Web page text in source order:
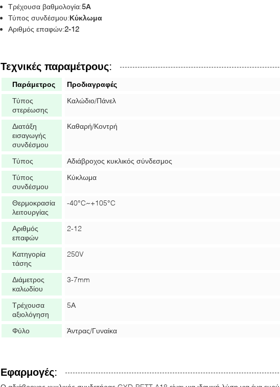
Τρέχουσα βαθμολογία:5Α
Τύπος συνδέσμου:Κύκλωμα
Αριθμός επαφών:2-12
Τεχνικές παραμέτρους:
Παράμετρος
Προδιαγραφές
Τύπος
στερέωσης
Καλώδιο/Πάνελ
Διατάξη
εισαγωγής
συνδέσμου
Καθαρή/Κοντρή
Τύπος
Αδιάβροχος κυκλικός σύνδεσμος
Τύπος
συνδέσμου
Κύκλωμα
Θερμοκρασία
λειτουργίας
-40°C~+105°C
Αριθμός
επαφών
2-12
Κατηγορία
τάσης
250V
Διάμετρος
καλωδίου
3-7mm
Τρέχουσα
αξιολόγηση
5Α
Φύλο Άντρας/Γυναίκα
Εφαρμογές: